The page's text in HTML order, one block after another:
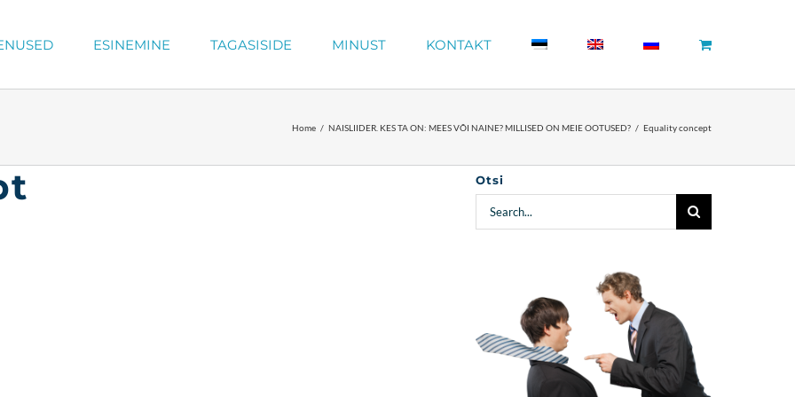
ESINEMINE TAGASISIDE MINUST KONTAKT
Home NAISLIIDER. KES TA ON: MEES VÕI NAINE? MILLISED ON MEIE OOTUSED? Equality concept
Otsi
Search